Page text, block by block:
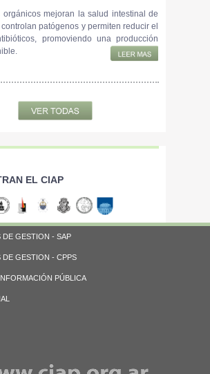
orgánicos mejoran la salud intestinal de
controlan patógenos y permiten reducir el
promoviendo una producción
EL CIAP
DE GESTION - SAP
DE GESTION - CPPS
PÚBLICA